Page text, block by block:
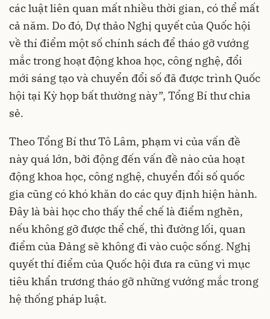
các luật liên quan mất nhiều thời gian, có thể mất
cả năm. Do đó, Dự thảo Nghị quyết của Quốc hội
về thí điểm một số chính sách để tháo gỡ vướng
mắc trong hoạt động khoa học, công nghệ, đổi
mới sáng tạo và chuyển đổi số đã được trình Quốc
hội tại Kỳ họp bất thường này”, Tổng Bí thư chia
sẻ.
Theo Tổng Bí thư Tô Lâm, phạm vi của vấn đề
này quá lớn, bởi động đến vấn đề nào của hoạt
động khoa học, công nghệ, chuyển đổi số quốc
gia cũng có khó khăn do các quy định hiện hành.
Đây là bài học cho thấy thể chế là điểm nghẽn,
nếu không gỡ được thể chế, thì đường lối, quan
điểm của Đảng sẽ không đi vào cuộc sống. Nghị
quyết thí điểm của Quốc hội đưa ra cũng vì mục
tiêu khẩn trương tháo gỡ những vướng mắc trong
hệ thống pháp luật.